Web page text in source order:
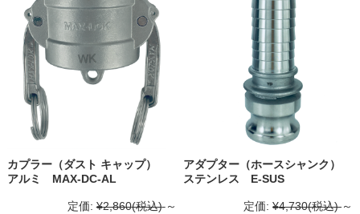
カプラー（ダスト キャップ）
アルミ MAX-DC-AL
定価: ¥2,860(税込) ～
アダプター（ホースシャンク）
ステンレス E-SUS
定価: ¥4,730(税込) ～